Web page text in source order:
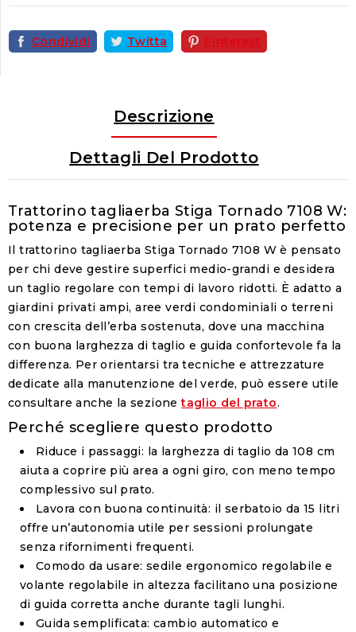
Condividi Twitta Pinterest
Descrizione
Dettagli Del Prodotto
Trattorino tagliaerba Stiga Tornado 7108 W:
potenza e precisione per un prato perfetto
Il trattorino tagliaerba Stiga Tornado 7108 W è pensato
per chi deve gestire superfici medio-grandi e desidera
un taglio regolare con tempi di lavoro ridotti. È adatto a
giardini privati ampi, aree verdi condominiali o terreni
con crescita dell’erba sostenuta, dove una macchina
con buona larghezza di taglio e guida confortevole fa la
differenza. Per orientarsi tra tecniche e attrezzature
dedicate alla manutenzione del verde, può essere utile
consultare anche la sezionetaglio del prato.
Perché scegliere questo prodotto
Riduce i passaggi: la larghezza di taglio da 108 cm
aiuta a coprire più area a ogni giro, con meno tempo
complessivo sul prato.
Lavora con buona continuità: il serbatoio da 15 litri
offre un’autonomia utile per sessioni prolungate
senza rifornimenti frequenti.
Comodo da usare: sedile ergonomico regolabile e
volante regolabile in altezza facilitano una posizione
di guida corretta anche durante tagli lunghi.
Guida semplificata: cambio automatico e